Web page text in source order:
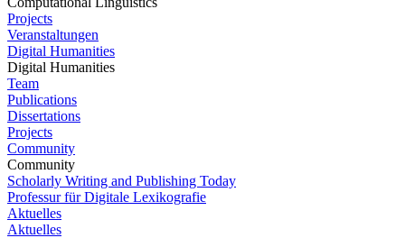
Projects
Veranstaltungen
Digital Humanities
Digital Humanities
Team
Publications
Dissertations
Projects
Community
Community
Scholarly Writing and Publishing Today
Professur für Digitale Lexikografie
Aktuelles
Aktuelles